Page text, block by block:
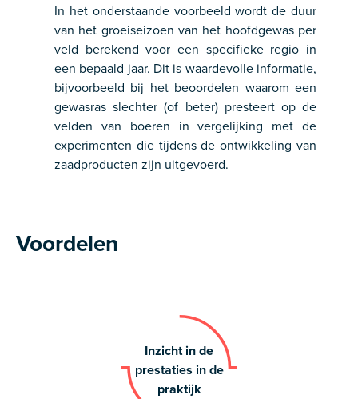
In het onderstaande voorbeeld wordt de duur
van het groeiseizoen van het hoofdgewas per
veld berekend voor een specifieke regio in
een bepaald jaar. Dit is waardevolle informatie,
bijvoorbeeld bij het beoordelen waarom een
gewasras slechter (of beter) presteert op de
velden van boeren in vergelijking met de
experimenten die tijdens de ontwikkeling van
zaadproducten zijn uitgevoerd.
Voordelen
Inzicht in de
prestaties in de
praktijk